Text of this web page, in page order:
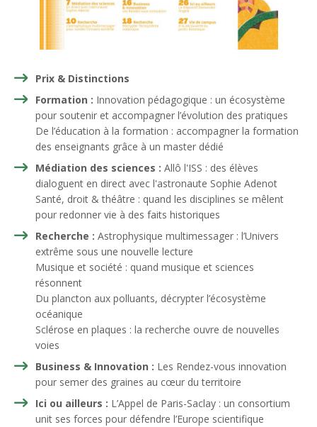
Prix & Distinctions
Formation : Innovation pédagogique : un écosystème
pour soutenir et accompagner l’évolution des pratiques
De l’éducation à la formation : accompagner la formation
des enseignants grâce à un master dédié
Médiation des sciences : Allô l'ISS : des élèves
dialoguent en direct avec l'astronaute Sophie Adenot
Santé, droit & théâtre : quand les disciplines se mêlent
pour redonner vie à des faits historiques
Recherche : Astrophysique multimessager : l’Univers
extrême sous une nouvelle lecture
Musique et société : quand musique et sciences
résonnent
Du plancton aux polluants, décrypter l’écosystème
océanique
Sclérose en plaques : la recherche ouvre de nouvelles
voies
Business & Innovation : Les Rendez-vous innovation
pour semer des graines au cœur du territoire
Ici ou ailleurs : L’Appel de Paris-Saclay : un consortium
unit ses forces pour défendre l’Europe scientifique